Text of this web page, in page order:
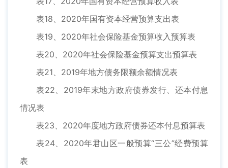
表18、2020年国有资本经营预算支出表
表19、2020年社会保险基金预算收入预算表
表20、2020年社会保险基金预算支出预算表
表21、2019年地方债务限额余额情况表
表22、2019年末地方政府债券发行、还本付息
情况表
表23、2020年度地方政府债券还本付息预算表
表24、2020年君山区一般预算“三公”经费预算
表